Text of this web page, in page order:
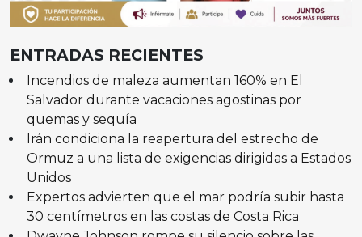
ENTRADAS RECIENTES
Incendios de maleza aumentan 160% en El
Salvador durante vacaciones agostinas por
quemas y sequía
Irán condiciona la reapertura del estrecho de
Ormuz a una lista de exigencias dirigidas a Estados
Unidos
Expertos advierten que el mar podría subir hasta
30 centímetros en las costas de Costa Rica